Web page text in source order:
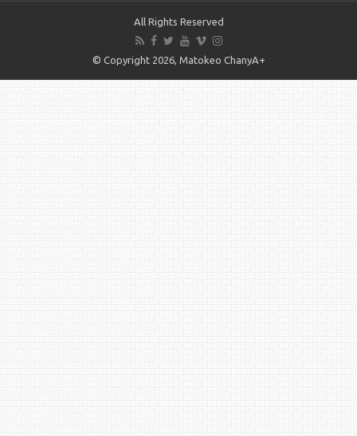
All Rights Reserved
© Copyright 2026, Matokeo ChanyA+